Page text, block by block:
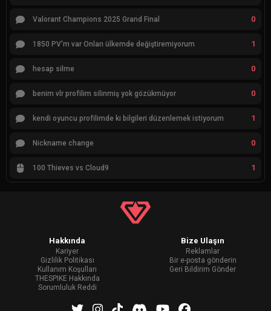
Valorant Champions 2025 Grand Final 0
1850 PV'm var Onları ülkemde değiştiremiyorum 1
hesap silme 0
benim vlr profilim silinmiş yok gözükmüyor 0
kendi oyuncu profilimde ki bilgileri düzenlemek istiyorum 1
Nickname change 0
100 Thieves vs Cloud9 1
Hakkında
Kariyer
Gizlilik Politikası
Kullanım Koşulları
THESPIKE Hakkında
Sorumluluk Reddi
Bize Ulaşın
Reklamlar
Bir e-posta gönderin
Geri Bildirim Gönder